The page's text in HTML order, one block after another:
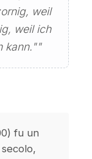
weil
weil ich
kann.""
fu un